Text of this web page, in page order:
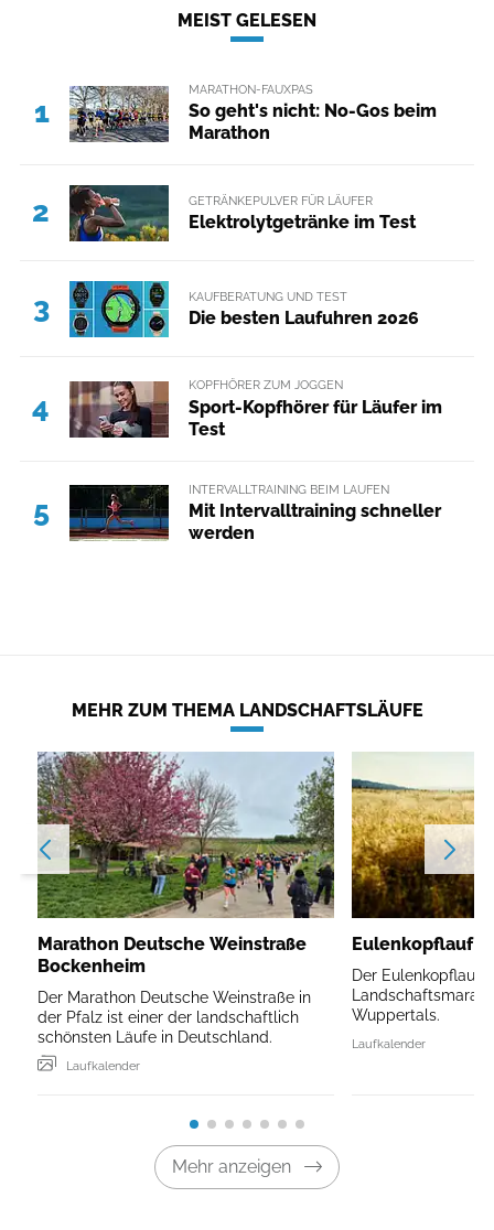
MEIST GELESEN
1
MARATHON-FAUXPAS
So geht's nicht: No-Gos beim
Marathon
2 GETRÄNKEPULVER FÜR LÄUFER
Elektrolytgetränke im Test
3 KAUFBERATUNG UND TEST
Die besten Laufuhren 2026
4
KOPFHÖRER ZUM JOGGEN
Sport-Kopfhörer für Läufer im
Test
5
INTERVALLTRAINING BEIM LAUFEN
Mit Intervalltraining schneller
werden
MEHR ZUM THEMA LANDSCHAFTSLÄUFE
Marathon Deutsche Weinstraße
Bockenheim
Der Marathon Deutsche Weinstraße in
der Pfalz ist einer der landschaftlich
schönsten Läufe in Deutschland.
Laufkalender
Eulenkopflauf
Der Eulenkopflauf
Wuppertals.
Laufkalender
Mehr anzeigen